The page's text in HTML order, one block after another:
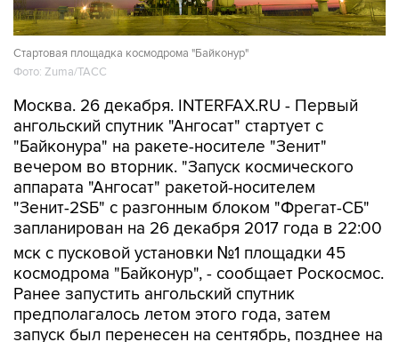
Стартовая площадка космодрома "Байконур"
Фото: Zuma/ТАСС
Москва. 26 декабря. INTERFAX.RU - Первый
ангольский спутник "Ангосат" стартует с
"Байконура" на ракете-носителе "Зенит"
вечером во вторник. "Запуск космического
аппарата "Ангосат" ракетой-носителем
"Зенит-2SБ" с разгонным блоком "Фрегат-СБ"
запланирован на 26 декабря 2017 года в 22:00
мск с пусковой установки №1 площадки 45
космодрома "Байконур", - сообщает Роскосмос.
Ранее запустить ангольский спутник
предполагалось летом этого года, затем
запуск был перенесен на сентябрь, позднее на